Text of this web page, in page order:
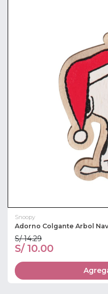
Snoopy
Adorno Colgante Arbol
S/ 14.29
S/ 10.00